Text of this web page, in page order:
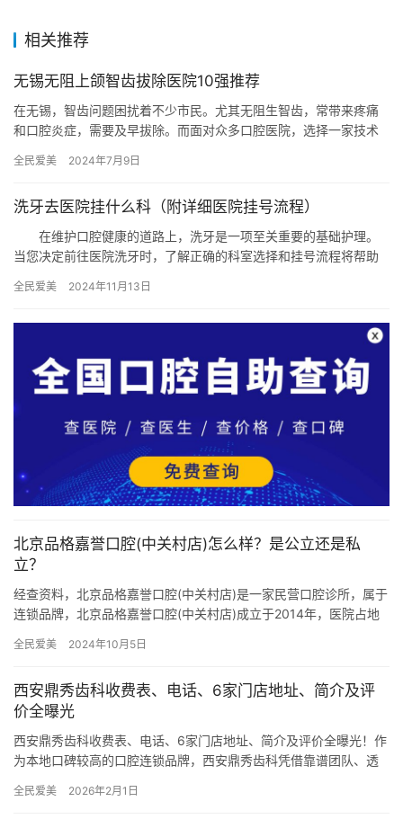
相关推荐
无锡无阻上颌智齿拔除医院10强推荐
在无锡，智齿问题困扰着不少市民。尤其无阻生智齿，常带来疼痛
和口腔炎症，需要及早拔除。而面对众多口腔医院，选择一家技术
家在无…
全民爱美 2024年7月9日
洗牙去医院挂什么科（附详细医院挂号流程）
在维护口腔健康的道路上，洗牙是一项至关重要的基础护理。
当您决定前往医院洗牙时，了解正确的科室选择和挂号流程将帮助
挂什么…
全民爱美 2024年11月13日
北京品格嘉誉口腔(中关村店)怎么样？是公立还是私
立？
经查资料，北京品格嘉誉口腔(中关村店)是一家民营口腔诊所，属于
连锁品牌，北京品格嘉誉口腔(中关村店)成立于2014年，医院占地
全民爱美 2024年10月5日
西安鼎秀齿科收费表、电话、6家门店地址、简介及评
价全曝光
西安鼎秀齿科收费表、电话、6家门店地址、简介及评价全曝光！作
为本地口碑较高的口腔连锁品牌，西安鼎秀齿科凭借靠谱团队、透
准、…
全民爱美 2026年2月1日